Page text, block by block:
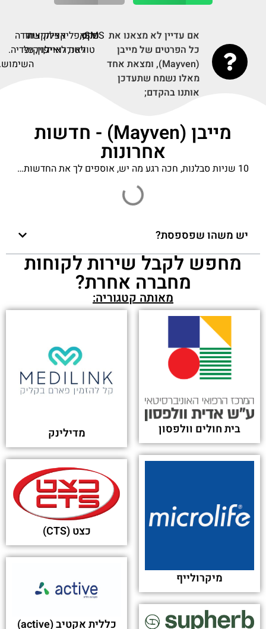
אם עדיין לא מצאנו את
כל הפרטים של מייבן
(Mayven), ומצאת אחד
מאלו נשמח שתעדכן
אותנו בהקדם;
SMS,
פקס,
דף
טוויטר,
אפליקציה
לאנדרואיד,
אפליקציה
לאייפון,
קישור
לויקיפדיה.
תודה
על
השימוש.
מייבן (Mayven) - חדשות
אחרונות
10 שניות סבלנות, חכה רגע מה יש, אוספים לך את החדשות…
יש משהו שפספסת?
מחפש לקבל שירות לקוחות
מחברה אחרת?
מאותה קטגוריה:
בית חולים וולפסון מדילינק
מיקרולייף
כצט (CTS)
כללית אקטיב (active)